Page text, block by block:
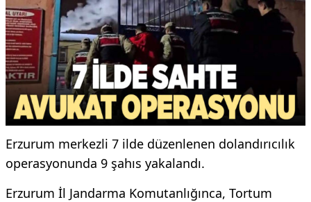
Erzurum merkezli 7 ilde düzenlenen dolandırıcılık
operasyonunda 9 şahıs yakalandı.
Erzurum İl Jandarma Komutanlığınca, Tortum